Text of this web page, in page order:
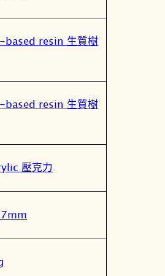
based resin 生質樹
based resin 生質樹
壓克力